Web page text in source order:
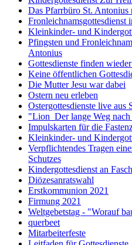
Das Pfarrbüro St. Antonius
Fronleichnamsgottesdienst
Kleinkinder- und
Pfingsten und
Antonius
Gottesdienste finden
Keine öffentlichen
Die Mutter Jesu war dabei
Ostern neu erleben
Ostergottesdienste live aus
"Lion ­ Der lange Weg nach
Impulskarten für die
Kleinkinder- und
Verpflichtendes Tragen
Schutzes
Kindergottesdienst an
Diözesanratswahl
Erstkommunion 2021
Firmung 2021
Weltgebetstag - "Worauf
querbeet
Mitarbeiterfeste